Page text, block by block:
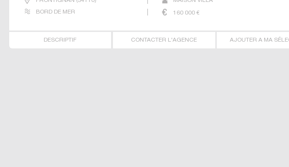
BORD DE MER 160 000€
DESCRIPTIF CONTACTER L'AGENCE AJOUTER A MA